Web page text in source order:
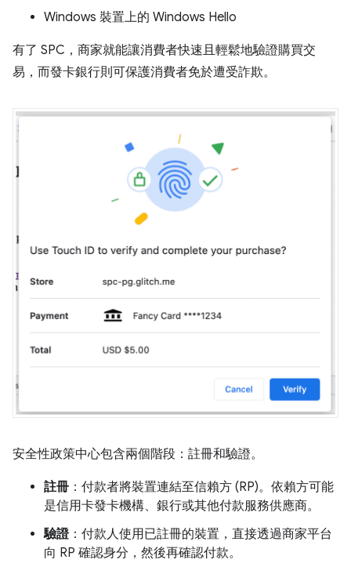
Windows 裝置上的 Windows Hello
有了 SPC，商家就能讓消費者快速且輕鬆地驗證購買交
易，而發卡銀行則可保護消費者免於遭受詐欺。
安全性政策中心包含兩個階段：註冊和驗證。
註冊 ：付款者將裝置連結至信賴方 (RP)。依賴方可能
是信用卡發卡機構、銀行或其他付款服務供應商。
驗證：付款人使用已註冊的裝置，直接透過商家平台
向 RP 確認身分，然後再確認付款。